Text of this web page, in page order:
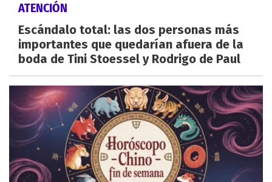
ATENCIÓN
Escándalo total: las dos personas más
importantes que quedarían afuera de la
boda de Tini Stoessel y Rodrigo de Paul